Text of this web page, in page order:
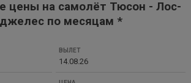
цены на самолёт Тюсон - Лос-
по месяцам *
14.08.26